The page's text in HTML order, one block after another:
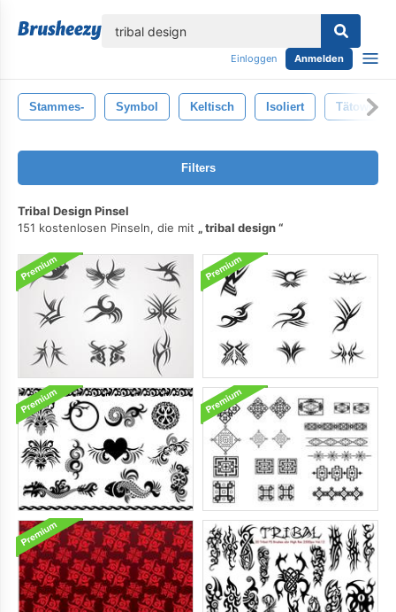
Einloggen Anmelden
Stammes- Symbol Keltisch Isoliert
Filters
Tribal Design Pinsel
151 kostenlosen Pinseln, die mit
tribal design